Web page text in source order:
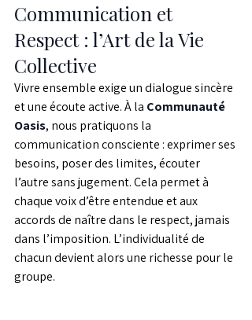
Communication et
Respect : l’Art de la Vie
Collective
Vivre ensemble exige un dialogue sincère
et une écoute active. À la Communauté
Oasis, nous pratiquons la
communication consciente : exprimer ses
besoins, poser des limites, écouter
l’autre sans jugement. Cela permet à
chaque voix d’être entendue et aux
accords de naître dans le respect, jamais
dans l’imposition. L’individualité de
chacun devient alors une richesse pour le
groupe.